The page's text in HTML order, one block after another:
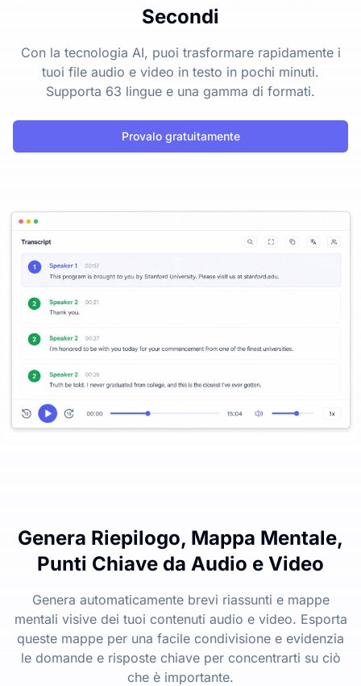
Secondi
Con la tecnologia AI, puoi trasformare rapidamente i
tuoi file audio e video in testo in pochi minuti.
Supporta 63 lingue e una gamma di formati.
Provalo gratuitamente
Genera Riepilogo, Mappa Mentale,
Punti Chiave da Audio e Video
Genera automaticamente brevi riassunti e mappe
mentali visive dei tuoi contenuti audio e video. Esporta
queste mappe per una facile condivisione e evidenzia
le domande e risposte chiave per concentrarti su ciò
che è importante.